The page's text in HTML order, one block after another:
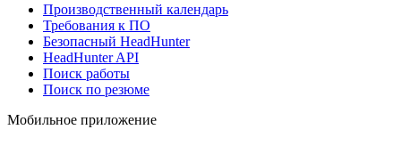
Производственный календарь
Требования к ПО
Безопасный HeadHunter
HeadHunter API
Поиск работы
Поиск по резюме
Мобильное приложение